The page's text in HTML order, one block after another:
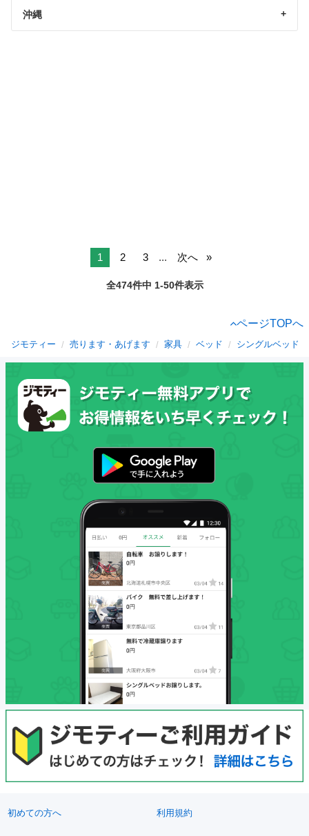
沖縄
1 2 3 ... 次へ
全474件中 1-50件表示
ページTOPへ
ジモティー 売ります・あげます 家具 ベッド シングルベッド
初めての方へ 利用規約